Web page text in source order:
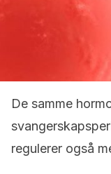
De samme
regulerer også